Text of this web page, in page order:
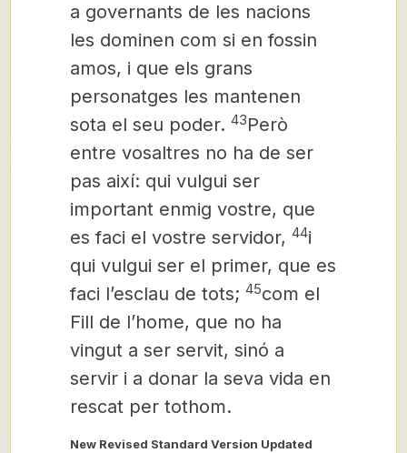
a governants de les nacions
les dominen com si en fossin
amos, i que els grans
personatges les mantenen
sota el seu poder. 43Però
entre vosaltres no ha de ser
pas així: qui vulgui ser
important enmig vostre, que
es faci el vostre servidor, 44i
qui vulgui ser el primer, que es
faci l’esclau de tots; 45com el
Fill de l’home, que no ha
vingut a ser servit, sinó a
servir i a donar la seva vida en
rescat per tothom.
New Revised Standard Version Updated